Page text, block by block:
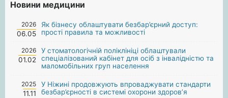
Новини медицини
2026
06.05
Як бізнесу облаштувати безбар’єрний доступ:
прості правила та можливості
2026
01.02
У стоматологічній поліклініці облаштували
спеціалізований кабінет для осіб з інвалідністю та
маломобільних груп населення
2025
11.11
У Ніжині продовжують впроваджувати стандарти
безбар’єрності в системі охорони здоров’я